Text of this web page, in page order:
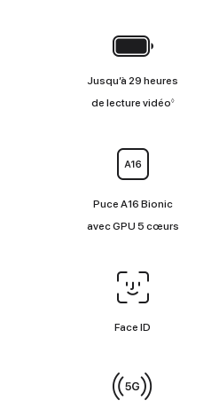
Batterie
Jusqu’à 29 heures
de lecture vidéo◊
Puce A16 Bionic
avec GPU 5 cœurs
Face ID/Touch ID
Face ID
Connectivité
cellulaire